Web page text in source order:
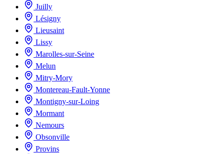
Juilly
Lésigny
Lieusaint
Lissy
Marolles-sur-Seine
Melun
Mitry-Mory
Montereau-Fault-Yonne
Montigny-sur-Loing
Mormant
Nemours
Obsonville
Provins